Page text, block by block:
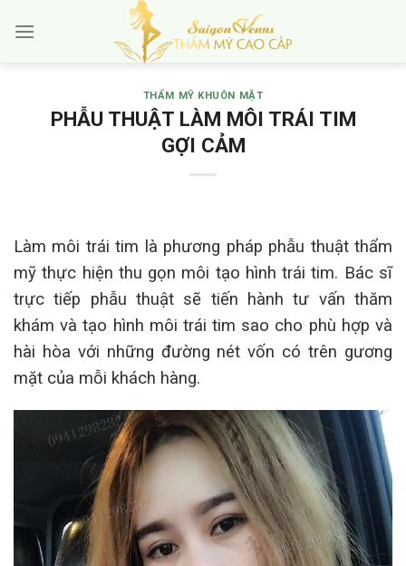
THẨM MỸ KHUÔN MẶT
PHẪU THUẬT LÀM MÔI TRÁI TIM
GỢI CẢM
Làm môi trái tim là phương pháp phẫu thuật thẩm
mỹ thực hiện thu gọn môi tạo hình trái tim. Bác sĩ
trực tiếp phẫu thuật sẽ tiến hành tư vấn thăm
khám và tạo hình môi trái tim sao cho phù hợp và
hài hòa với những đường nét vốn có trên gương
mặt của mỗi khách hàng.